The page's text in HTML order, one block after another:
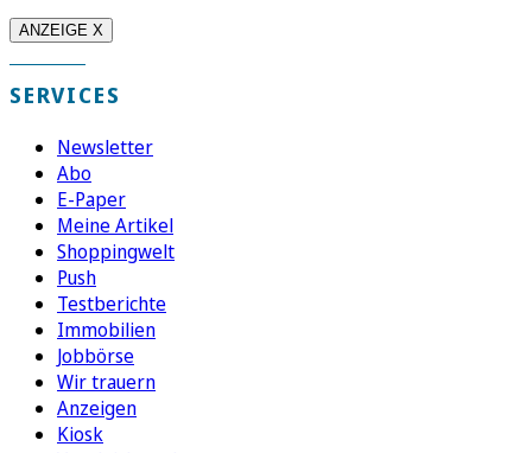
ANZEIGE X
SERVICES
Newsletter
Abo
E-Paper
Meine Artikel
Shoppingwelt
Push
Testberichte
Immobilien
Jobbörse
Wir trauern
Anzeigen
Kiosk